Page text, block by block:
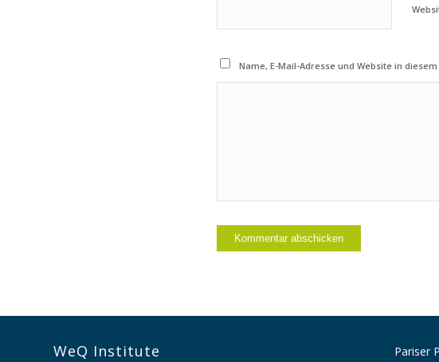
Name, E-Mail-Adresse und Website in
WeQ Institute Pariser